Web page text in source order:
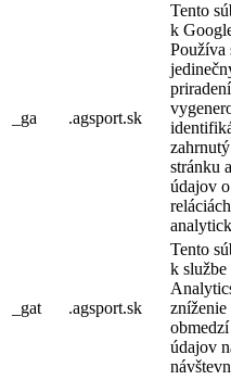
_ga .agsport.sk
Tento
k
Používa
stránku
údajov
_gat .agsport.sk
Tento
k
zníženie
údajov